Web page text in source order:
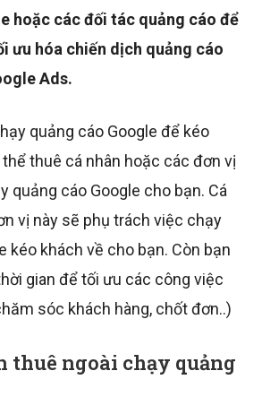
hoặc các đối tác quảng cáo để
ưu hóa chiến dịch quảng cáo
Ads.
quảng cáo Google để kéo
thuê cá nhân hoặc các đơn vị
quảng cáo Google cho bạn. Cá
vị này sẽ phụ trách việc chạy
kéo khách về cho bạn. Còn bạn
gian để tối ưu các công việc
sóc khách hàng, chốt đơn..)
thuê ngoài chạy quảng